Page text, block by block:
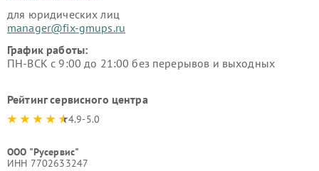
для юридических лиц
manager@fix-gmups.ru
График работы:
ПН-ВСК с 9:00 до 21:00 без перерывов и выходных
Рейтинг сервисного центра
4.9-5.0
ООО "Русервис"
ИНН 7702633247